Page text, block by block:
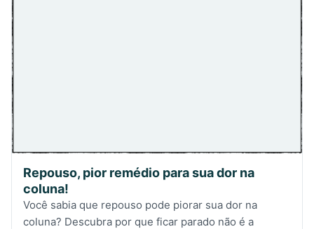
Repouso, pior remédio para sua dor na
coluna!
Você sabia que repouso pode piorar sua dor na
coluna? Descubra por que ficar parado não é a